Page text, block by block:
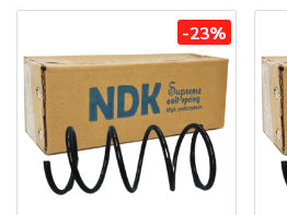
-23%